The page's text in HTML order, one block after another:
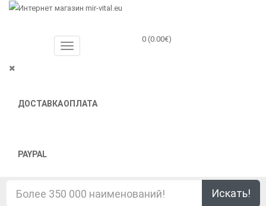
ДОСТАВКАОПЛАТА
PAYPAL
0 (0.00€)
Искать!